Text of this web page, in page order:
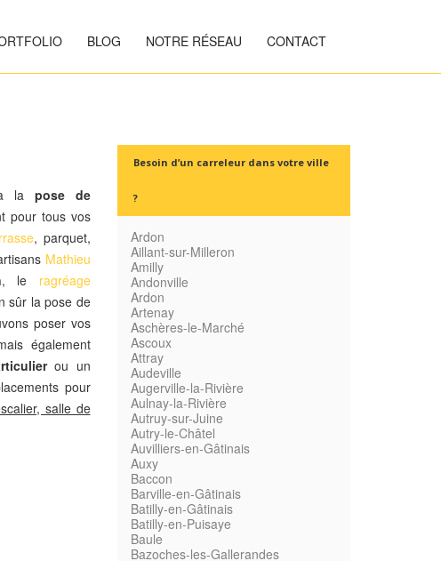
BLOG NOTRE RÉSEAU CONTACT
la pose de
pour tous vos
, parquet,
Mathieu
, le ragréage
sûr la pose de
poser vos
également
ou un
pour
salle de
Besoin d’un carreleur dans votre ville
?
Ardon
Aillant-sur-Milleron
Amilly
Andonville
Ardon
Artenay
Aschères-le-Marché
Ascoux
Attray
Audeville
Augerville-la-Rivière
Aulnay-la-Rivière
Autruy-sur-Juine
Autry-le-Châtel
Auvilliers-en-Gâtinais
Auxy
Baccon
Barville-en-Gâtinais
Batilly-en-Gâtinais
Batilly-en-Puisaye
Baule
Bazoches-les-Gallerandes